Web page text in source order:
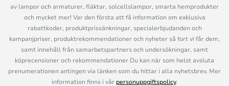
av lampor och armaturer, fläktar, solcellslampor, smarta hemprodukter
och mycket mer! Var den första att få information om exklusiva
rabattkoder, produktprissänkningar, specialerbjudanden och
kampanjpriser, produktrekommendationer och nyheter så fort vi får dem,
samt innehåll från samarbetspartners och undersökningar, samt
köprecensioner och rekommendationer Du kan när som helst avsluta
prenumerationen antingen via länken som du hittar i alla nyhetsbrev. Mer
information finns i vår personuppgiftspolicy.